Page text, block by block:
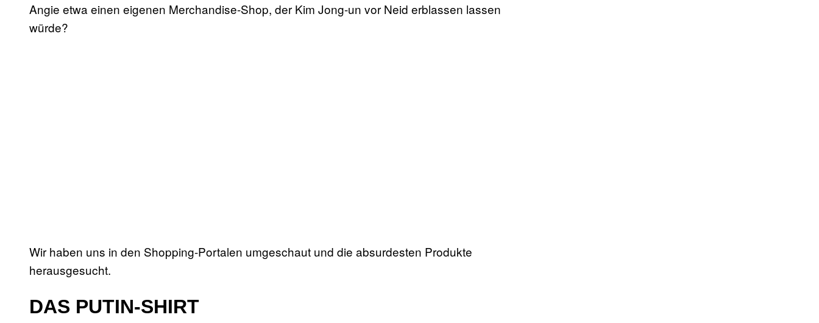
Angie etwa einen eigenen Merchandise-Shop, der Kim Jong-un vor Neid erblassen lassen
würde?
Wir haben uns in den Shopping-Portalen umgeschaut und die absurdesten Produkte
herausgesucht.
DAS PUTIN-SHIRT